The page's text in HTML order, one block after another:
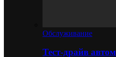
Обслуживание
Тест-драйв